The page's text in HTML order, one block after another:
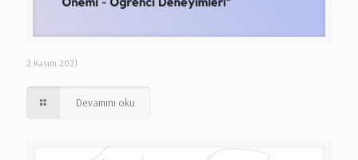
2 Kasım 2021
Devamını oku